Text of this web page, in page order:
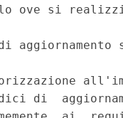
ove si
aggiornamento
di